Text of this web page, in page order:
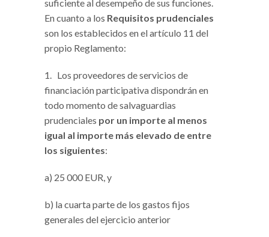
suficiente al desempeño de sus funciones.
En cuanto a los Requisitos prudenciales
son los establecidos en el artículo 11 del
propio Reglamento:
1. Los proveedores de servicios de
financiación participativa dispondrán en
todo momento de salvaguardias
prudenciales por un importe al menos
igual al importe más elevado de entre
los siguientes:
a) 25 000 EUR, y
b) la cuarta parte de los gastos fijos
generales del ejercicio anterior